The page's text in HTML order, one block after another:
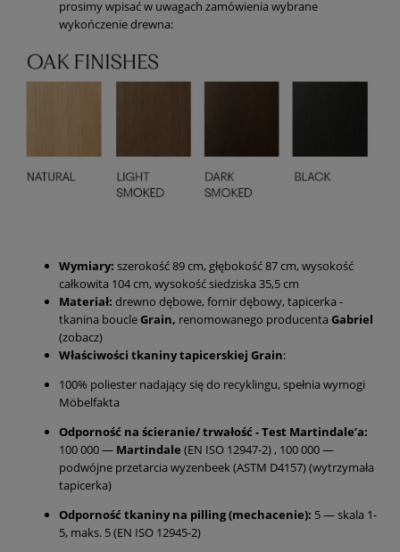
prosimy wpisać w uwagach zamówienia wybrane
wykończenie drewna:
Wymiary: szerokość 89 cm, głębokość 87 cm, wysokość
całkowita 104 cm, wysokość siedziska 35,5 cm
Materiał: drewno dębowe, fornir dębowy, tapicerka -
tkanina boucleGrain, renomowanego producenta Gabriel
(zobacz)
Właściwości tkaniny tapicerskiej Grain:
100% poliester nadający się do recyklingu, spełnia wymogi
Möbelfakta
Odporność na ścieranie/ trwałość - Test Martindale’a:
100 000 — Martindale (EN ISO 12947-2) , 100 000 —
podwójne przetarcia wyzenbeek (ASTM D4157) (wytrzymała
tapicerka)
Odporność tkaniny na pilling (mechacenie): 5 — skala 1-
5, maks. 5 (EN ISO 12945-2)